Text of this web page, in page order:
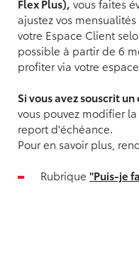
Flex Plus), vous faites
ajustez vos
votre Espace Client
possible à partir de 6
profiter via votre
Si vous avez souscrit
vous pouvez modifier
report d'échéance.
Pour en savoir plus,
Rubrique "Puis-je